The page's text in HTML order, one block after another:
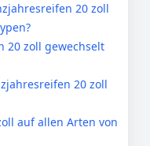
20 zoll
20 zoll gewechselt
20 zoll
auf allen Arten von